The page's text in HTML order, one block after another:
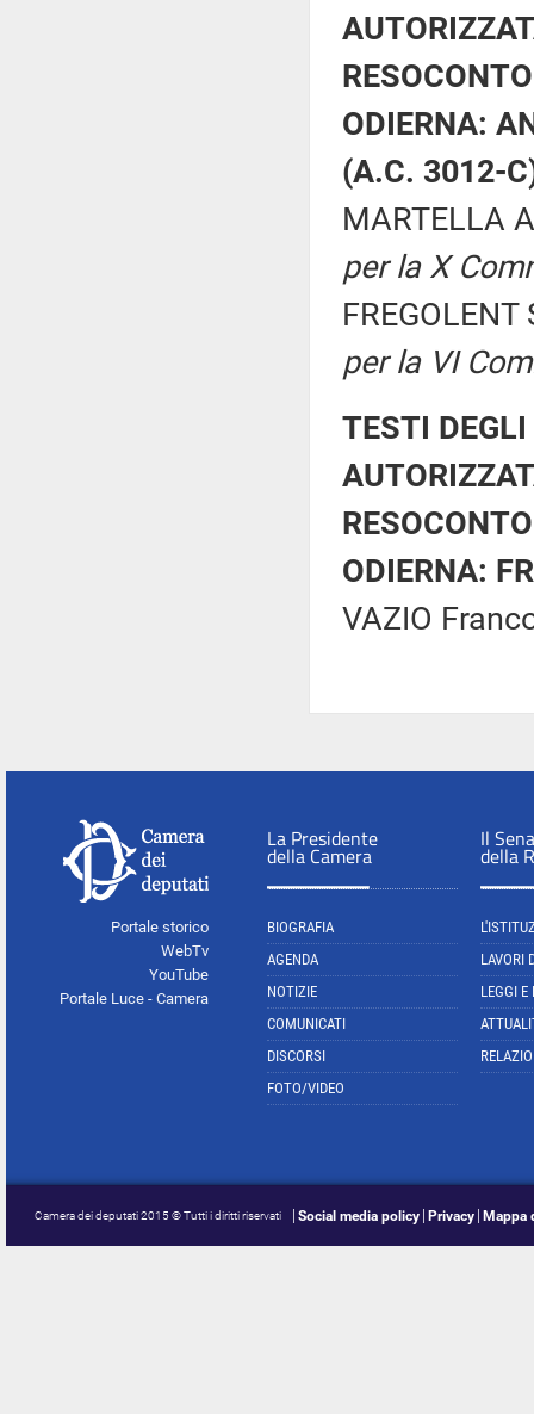
ODIERNA:
(A.C. 3012-
MARTELLA
per la X
per la VI
TESTI
ODIERNA:
VAZIO
Portale storico
WebTv
YouTube
Portale Luce - Camera
La Presidente
della Camera
BIOGRAFIA
AGENDA
NOTIZIE
COMUNICATI
DISCORSI
FOTO/VIDEO
Il
della
LAVORI
LEGGI E
Camera dei deputati 2015 © Tutti i diritti riservati Social media policy Privacy Mappa